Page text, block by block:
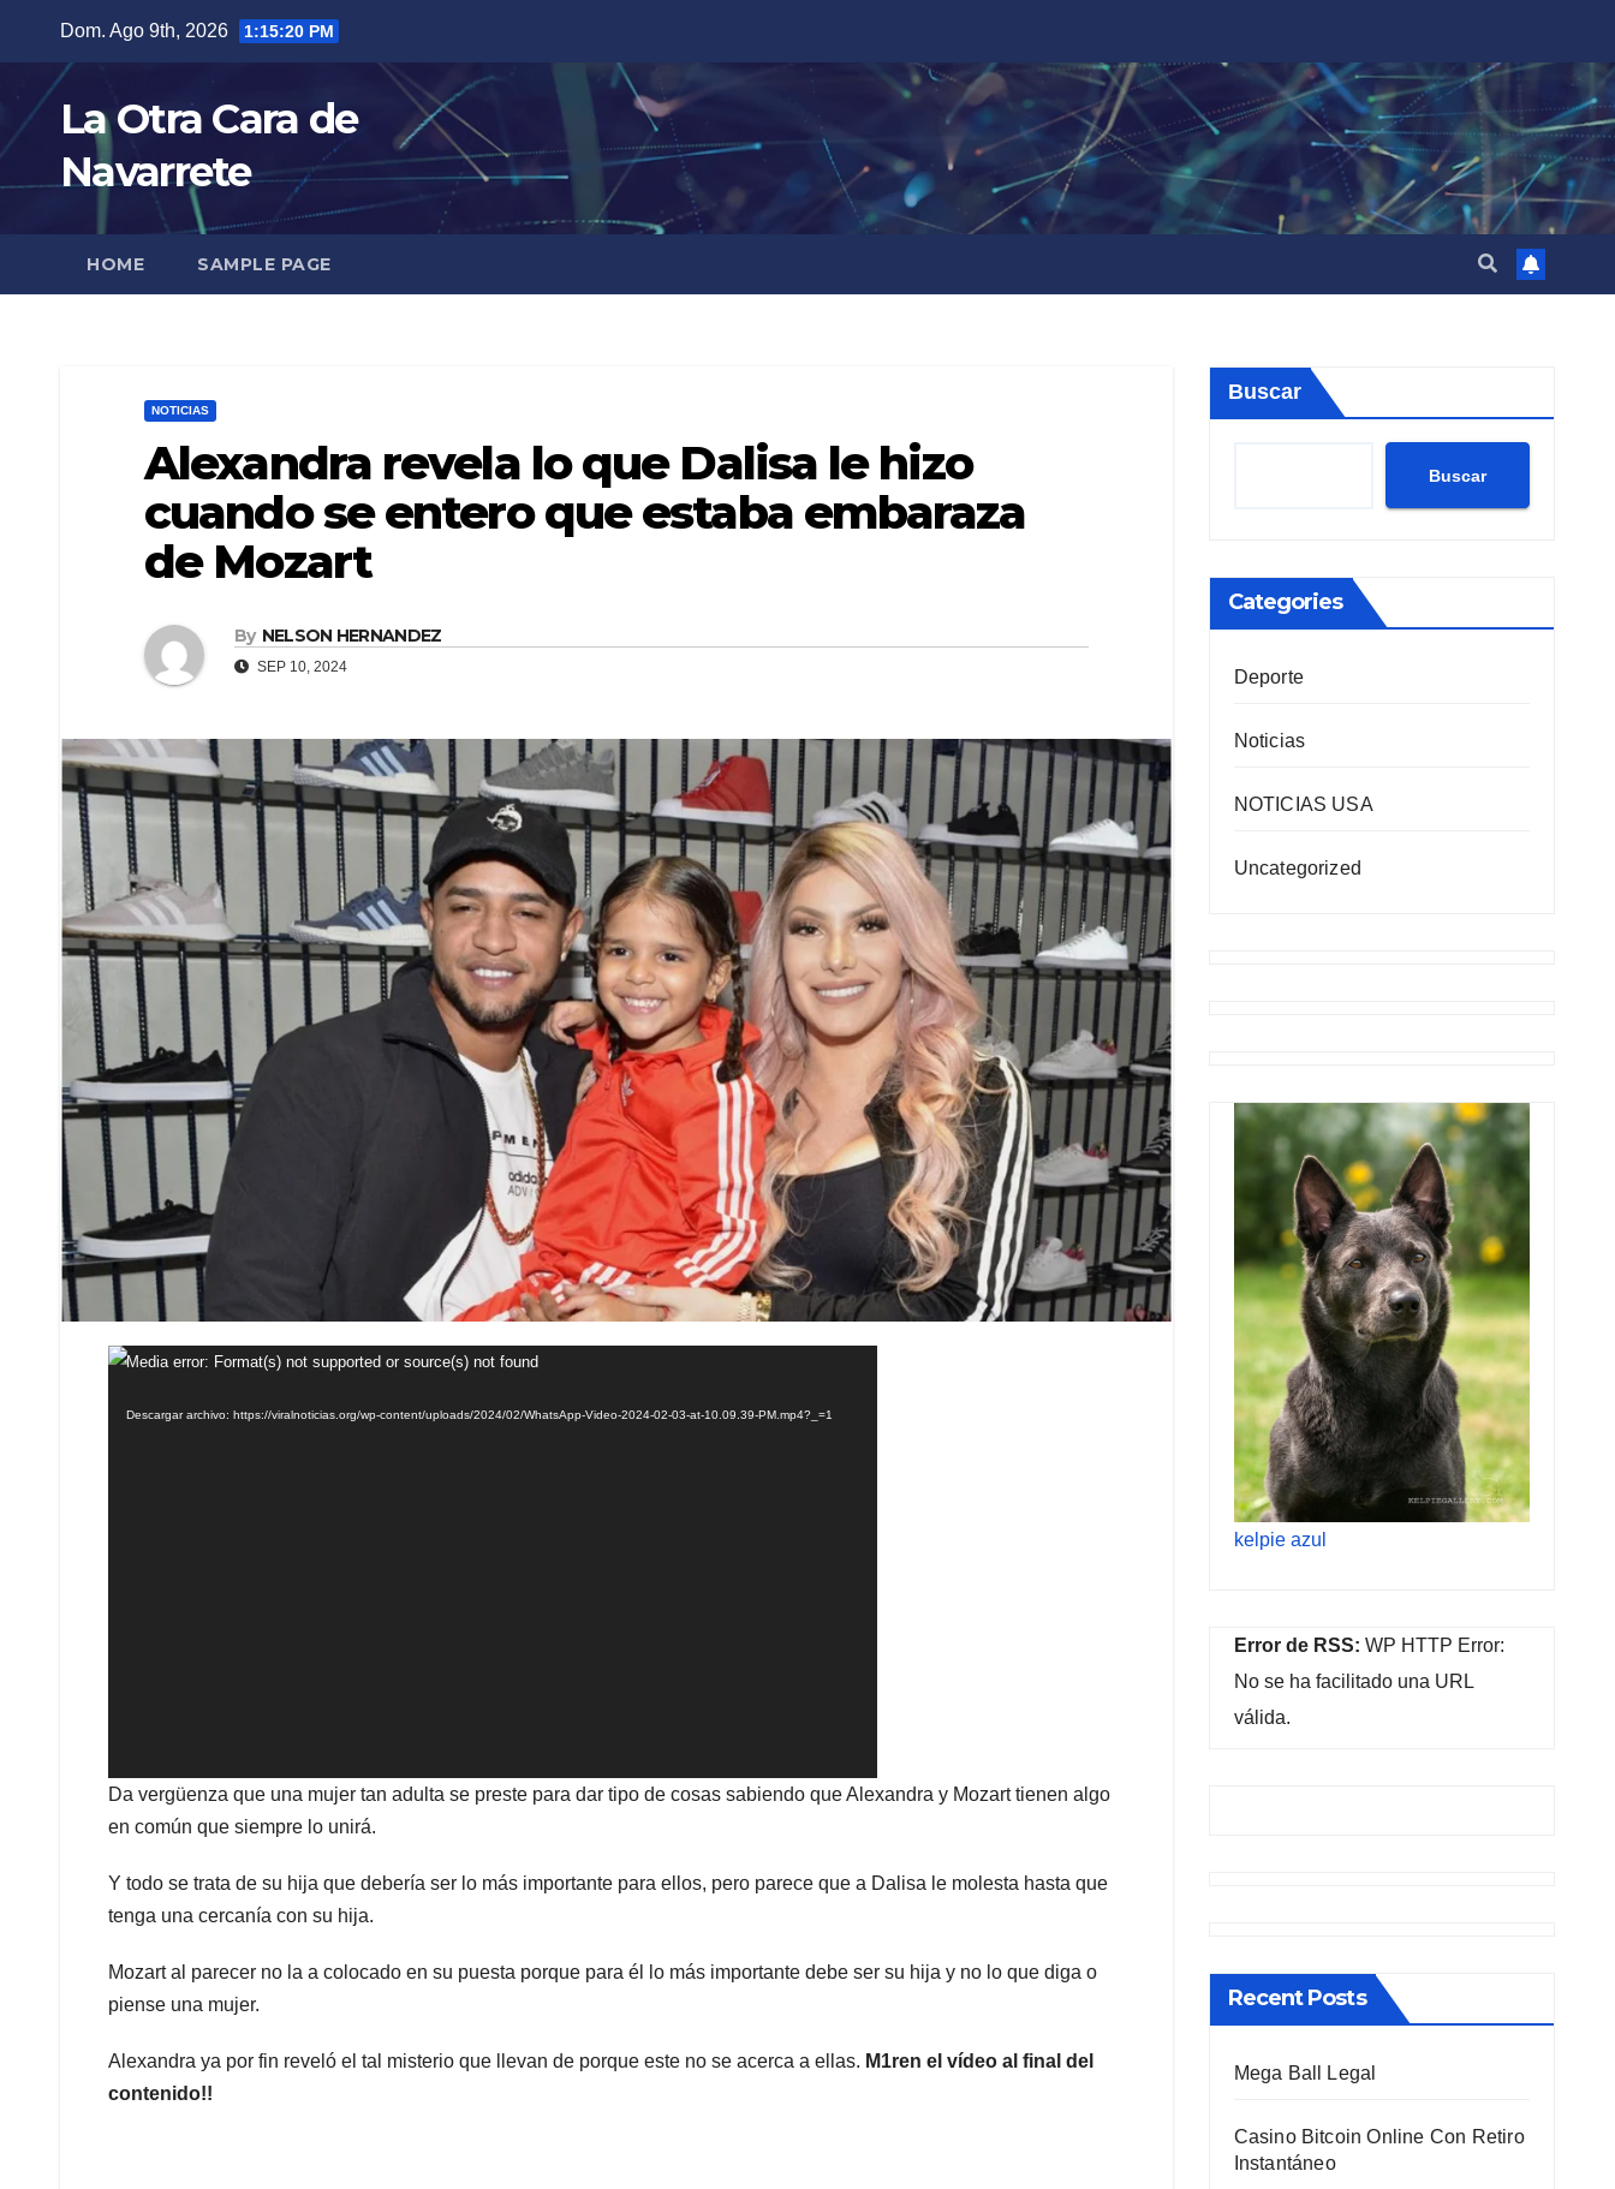
content
Dom. Ago 9th, 2026 1:15:21 PM
La Otra Cara de
Navarrete
HOME SAMPLE PAGE
NOTICIAS
Alexandra revela lo que Dalisa le hizo
cuando se entero que estaba embaraza
de Mozart
By NELSON HERNANDEZ
SEP 10, 2024
Reproductor
vídeo
Media error: Format(s) not supported or source(s) not found
Descargar archivo: https://viralnoticias.org/wp-content/uploads/2024/02/WhatsApp-Video-2024-02-03-at-10.09.39-PM.mp4?_=1
Da vergüenza que una mujer tan adulta se preste para dar tipo de cosas sabiendo que Alexandra y Mozart tienen algo
en común que siempre lo unirá.
Y todo se trata de su hija que debería ser lo más importante para ellos, pero parece que a Dalisa le molesta hasta que
tenga una cercanía con su hija.
Mozart al parecer no la a colocado en su puesta porque para él lo más importante debe ser su hija y no lo que diga o
piense una mujer.
Alexandra ya por fin reveló el tal misterio que llevan de porque este no se acerca a ellas. M1ren el vídeo al final del
contenido!!
Buscar
Buscar
Categories
Deporte
Noticias
NOTICIAS USA
Uncategorized
kelpie azul
Error de RSS: WP HTTP Error:
No se ha facilitado una URL
válida.
Recent Posts
Mega Ball Legal
Casino Bitcoin Online Con Retiro
Instantáneo